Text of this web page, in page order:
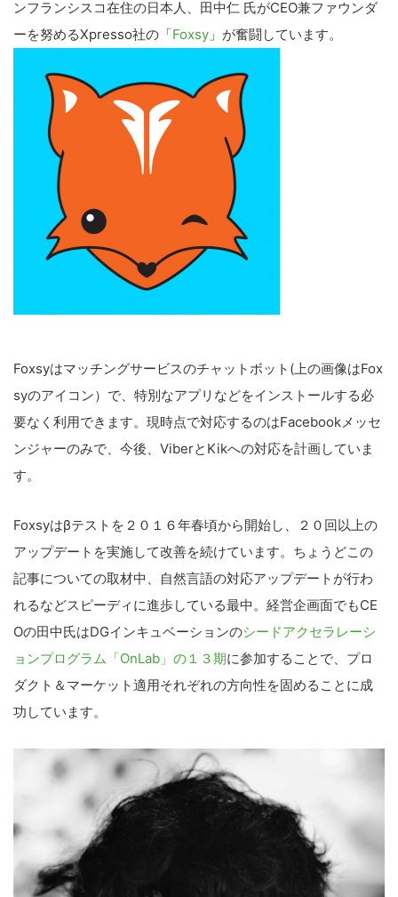
ンフランシスコ在住の日本人、田中仁 氏がCEO兼ファウンダ
ーを努めるXpresso社の「Foxsy 」が奮闘しています。
Foxsyはマッチングサービスのチャットボット(上の画像はFox
syのアイコン）で、特別なアプリなどをインストールする必
要なく利用できます。現時点で対応するのはFacebookメッセ
ンジャーのみで、今後、ViberとKikへの対応を計画していま
す。
Foxsyはβテストを２０１６年春頃から開始し、２０回以上の
アップデートを実施して改善を続けています。ちょうどこの
記事についての取材中、自然言語の対応アップデートが行わ
れるなどスピーディに進歩している最中。経営企画面でもCE
Oの田中氏はDGインキュベーションのシードアクセラレーシ
ョンプログラム「OnLab」の１３期に参加することで、プロ
ダクト＆マーケット適用それぞれの方向性を固めることに成
功しています。